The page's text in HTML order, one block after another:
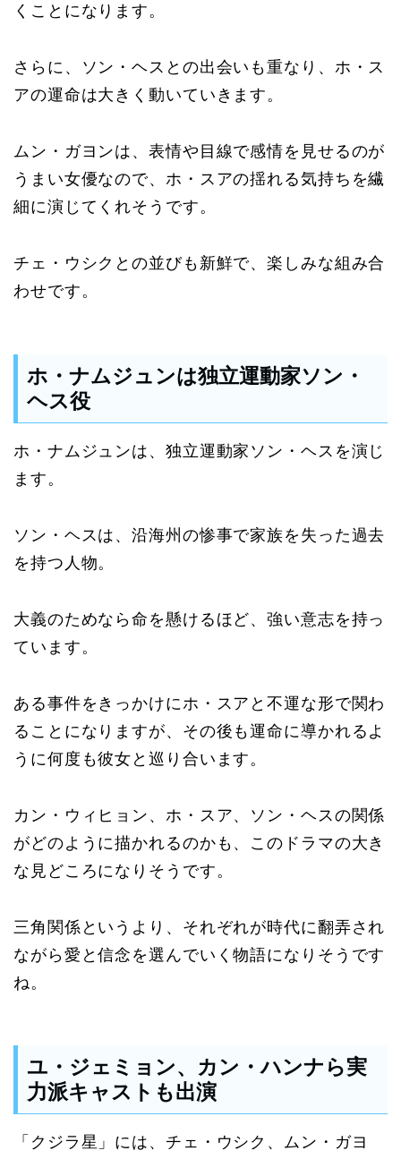
くことになります。
さらに、ソン・ヘスとの出会いも重なり、ホ・ス
アの運命は大きく動いていきます。
ムン・ガヨンは、表情や目線で感情を見せるのが
うまい女優なので、ホ・スアの揺れる気持ちを繊
細に演じてくれそうです。
チェ・ウシクとの並びも新鮮で、楽しみな組み合
わせです。
ホ・ナムジュンは独立運動家ソン・
ヘス役
ホ・ナムジュンは、独立運動家ソン・ヘスを演じ
ます。
ソン・ヘスは、沿海州の惨事で家族を失った過去
を持つ人物。
大義のためなら命を懸けるほど、強い意志を持っ
ています。
ある事件をきっかけにホ・スアと不運な形で関わ
ることになりますが、その後も運命に導かれるよ
うに何度も彼女と巡り合います。
カン・ウィヒョン、ホ・スア、ソン・ヘスの関係
がどのように描かれるのかも、このドラマの大き
な見どころになりそうです。
三角関係というより、それぞれが時代に翻弄され
ながら愛と信念を選んでいく物語になりそうです
ね。
ユ・ジェミョン、カン・ハンナら実
力派キャストも出演
「クジラ星」には、チェ・ウシク、ムン・ガヨ